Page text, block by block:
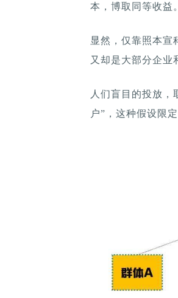
本，博取同等收益。
显然，仅靠照本宣
又却是大部分企业
人们盲目的投放，
户”，这种假设限